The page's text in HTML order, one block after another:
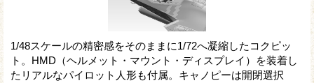
1/48スケールの精密感をそのままに1/72へ凝縮したコクピッ
ト。HMD（ヘルメット・マウント・ディスプレイ）を装着し
たリアルなパイロット人形も付属。キャノピーは開閉選択